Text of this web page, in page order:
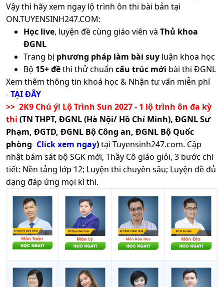
Vậy thì hãy xem ngay lộ trình ôn thi bài bản tại
ON.TUYENSINH247.COM:
Học live, luyện đề cùng giáo viên và Thủ khoa
ĐGNL
Trang bị phương pháp làm bài suy luận khoa học
Bộ 15+ đềthi thử chuẩn cấu trúc mới bài thi ĐGNL
Xem thêm thông tin khoá học & Nhận tư vấn miễn phí
-TẠI ĐÂY
>> 2K9 Chú ý! Lộ Trình Sun 2027 - 1 lộ trình ôn đa kỳ
thi (TN THPT, ĐGNL (Hà Nội/ Hồ Chí Minh), ĐGNL Sư
Phạm, ĐGTD, ĐGNL Bộ Công an, ĐGNL Bộ Quốc
phòng- Click xem ngay)tại Tuyensinh247.com. Cập
nhật bám sát bộ SGK mới, Thầy Cô giáo giỏi, 3 bước chi
tiết: Nền tảng lớp 12; Luyện thi chuyên sâu; Luyện đề đủ
dạng đáp ứng mọi kì thi.